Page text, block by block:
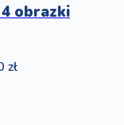
obrazki
zł